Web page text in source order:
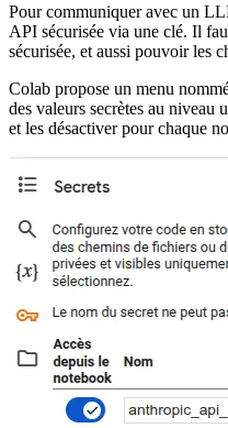
Pour communiquer avec un
API sécurisée via une clé. Il
sécurisée, et aussi pouvoir les
Colab propose un menu
des valeurs secrètes au niveau
et les désactiver pour chaque